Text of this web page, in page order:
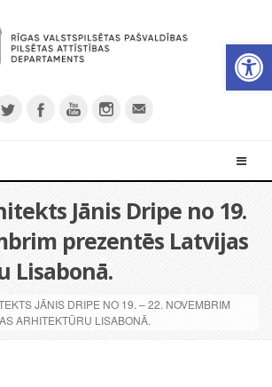
Jānis Dripe no 19.
prezentēs Latvijas
Lisabonā.
JĀNIS DRIPE NO 19. – 22. NOVEMBRIM
ARHITEKTŪRU LISABONĀ.